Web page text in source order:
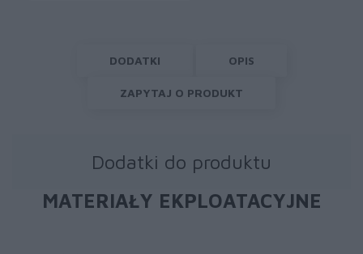
DODATKI OPIS
ZAPYTAJ O PRODUKT
Dodatki do produktu
MATERIAŁY EKPLOATACYJNE